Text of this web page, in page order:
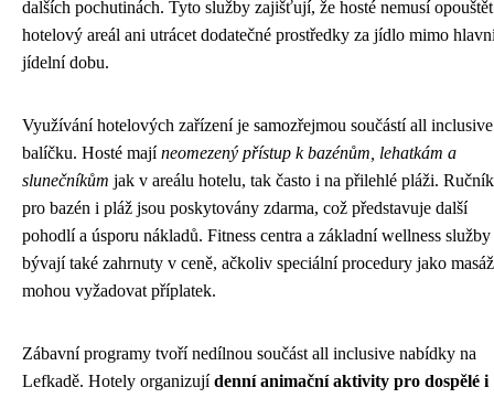
dalších pochutinách. Tyto služby zajišťují, že hosté nemusí opouštět
hotelový areál ani utrácet dodatečné prostředky za jídlo mimo
jídelní dobu.
Využívání hotelových zařízení je samozřejmou součástí all inclusive
balíčku. Hosté majíneomezený přístup k bazénům, lehatkám a
slunečníkům jak v areálu hotelu, tak často i na přilehlé pláži.
pro bazén i pláž jsou poskytovány zdarma, což představuje další
pohodlí a úsporu nákladů. Fitness centra a základní wellness služby
bývají také zahrnuty v ceně, ačkoliv speciální procedury jako
mohou vyžadovat příplatek.
Zábavní programy tvoří nedílnou součást all inclusive nabídky na
Lefkadě. Hotely organizujídenní animační aktivity pro dospělé i